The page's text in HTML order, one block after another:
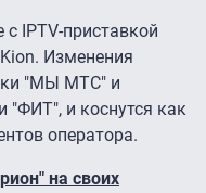
IPTV-приставкой
Изменения
"МЫ МТС" и
и коснутся как
оператора.
на своих